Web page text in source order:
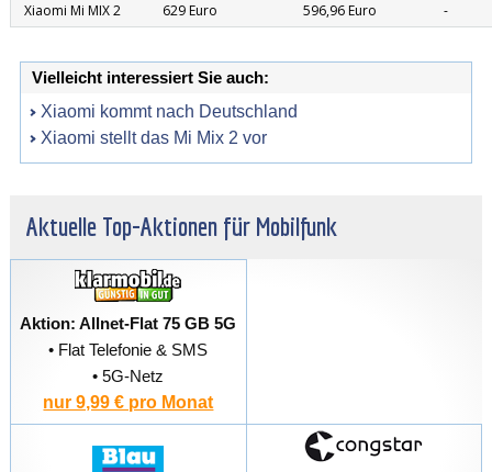
Xiaomi Mi MIX 2
629 Euro 596,96 Euro -
Vielleicht interessiert Sie auch:
Xiaomi kommt nach Deutschland
Xiaomi stellt das Mi Mix 2 vor
Aktuelle Top-Aktionen für Mobilfunk
Aktion: Allnet-Flat 75 GB 5G
• Flat Telefonie & SMS
• 5G-Netz
nur 9,99 € pro Monat